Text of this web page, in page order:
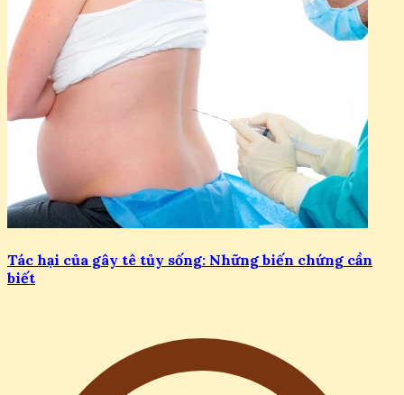
Tác hại của gây tê tủy sống: Những biến chứng cần
biết